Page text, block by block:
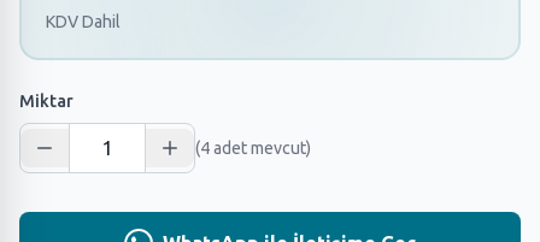
KDV Dahil
Miktar
(4 adet mevcut)